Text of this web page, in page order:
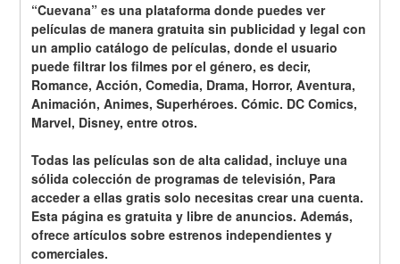
“Cuevana” es una plataforma donde puedes ver
películas de manera gratuita sin publicidad y legal con
un amplio catálogo de películas, donde el usuario
puede filtrar los filmes por el género, es decir,
Romance, Acción, Comedia, Drama, Horror, Aventura,
Animación, Animes, Superhéroes. Cómic. DC Comics,
Marvel, Disney, entre otros.
Todas las películas son de alta calidad, incluye una
sólida colección de programas de televisión, Para
acceder a ellas gratis solo necesitas crear una cuenta.
Esta página es gratuita y libre de anuncios. Además,
ofrece artículos sobre estrenos independientes y
comerciales.